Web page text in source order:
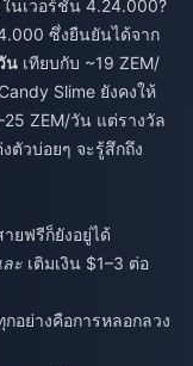
นเวอร์ชัน 4.24.000?
ซึ่งยืนยันได้จาก
น เทียบกับ ~19 ZEM/
Slime ยังคงให้
ZEM/วัน แต่รางวัล
ตัวบ่อยๆ จะรู้สึกถึง
ยฟรีก็ยังอยู่ได้
ะ เติมเงิน $1–3 ต่อ
กอย่างคือการหลอกลวง